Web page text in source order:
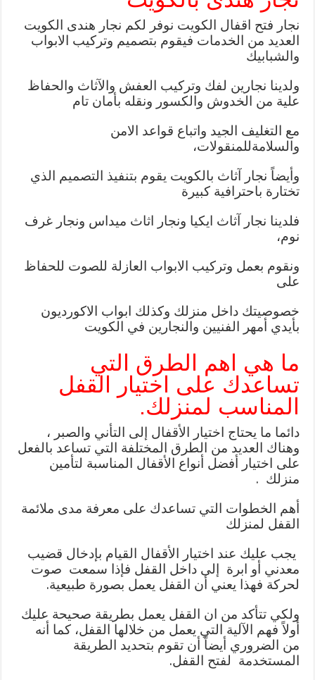
نجار فتح اقفال الكويت نوفر لكم نجار هندى الكويت
العديد من الخدمات فيقوم بتصميم وتركيب الابواب
والشبابيك
ولدينا نجارين لفك وتركيب العفش والآثاث والحفاظ
علية من الخدوش والكسور ونقله بأمان تام
مع التغليف الجيد واتباع قواعد الامن
والسلامةللمنقولات،
وأيضاً نجار آثاث بالكويت يقوم بتنفيذ التصميم الذي
تختارة باحترافية كبيرة
فلدينا نجار آثاث ايكيا ونجار اثاث ميداس ونجار غرف
نوم،
ونقوم بعمل وتركيب الابواب العازلة للصوت للحفاظ
على
خصوصيتك داخل منزلك وكذلك ابواب الاكورديون
بأيدي أمهر الفنيين والنجارين في الكويت
ما هي اهم الطرق التي
تساعدك على اختيار القفل
المناسب لمنزلك.
دائما ما يحتاج اختيار الأقفال إلى التأني والصبر ،
وهناك العديد من الطرق المختلفة التي تساعد بالفعل
على اختيار أفضل أنواع الأقفال المناسبة لتأمين
منزلك .
أهم الخطوات التي تساعدك على معرفة مدى ملائمة
القفل لمنزلك
يجب عليك عند اختيار الأقفال القيام بإدخال قضيب
معدني أو ابرة إلى داخل القفل فإذا سمعت صوت
لحركة فهذا يعني أن القفل يعمل بصورة طبيعية.
ولكي تتأكد من ان القفل يعمل بطريقة صحيحة عليك
أولاً فهم الآلية التي يعمل من خلالها القفل، كما أنه
من الضروري أيضاً أن تقوم بتحديد الطريقة
المستخدمة لفتح القفل.